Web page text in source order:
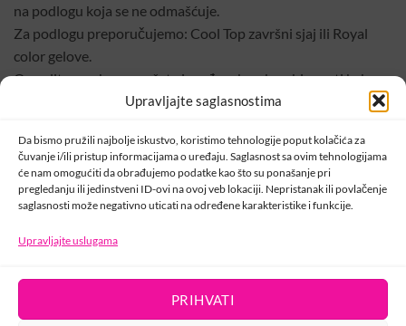
Upravljajte saglasnostima
Da bismo pružili najbolje iskustvo, koristimo tehnologije poput kolačića za
čuvanje i/ili pristup informacijama o uređaju. Saglasnost sa ovim tehnologijama
će nam omogućiti da obrađujemo podatke kao što su ponašanje pri
pregledanju ili jedinstveni ID-ovi na ovoj veb lokaciji. Nepristanak ili povlačenje
saglasnosti može negativno uticati na određene karakteristike i funkcije.
Upravljajte uslugama
PRIHVATI
na podlogu koja se ne odmašćuje.
Za podlogu preporučujemo: Cool Top završni sjaj ili Royal
color gelove.
Ove gliter prahove možete i međusobno kombinovati kako
biste dobili neodoljivi efekat ili ih koristite zasebno.
Šifra:000296
Kategorije:Crystal Nails,Flash Glitter